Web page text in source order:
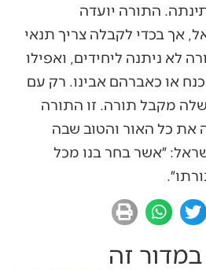
התורה יועדה
אך בכדי לקבלה צריך תנאי
לא ניתנה ליחידים, ואפילו
או כאברהם אבינו. רק עם
מקבל תורה. זו התורה
כל האור והטוב שבה
״אשר בחר בנו מכל
זה